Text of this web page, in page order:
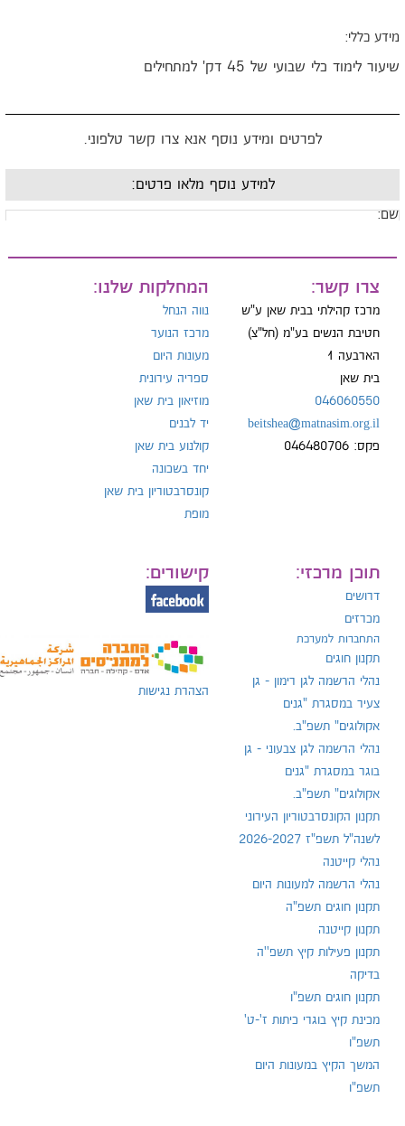
כללי:
לימוד כלי שבועי של 45 דק' למתחילים
לפרטים ומידע נוסף אנא צרו קשר טלפוני.
למידע נוסף מלאו פרטים:
צרו קשר:
מרכז קהילתי בבית שאן ע"ש
חטיבת הנשים בע"מ (חל"צ)
הארבעה 1
בית שאן
046060550
beitshea@matnasim.org.il
פקס: 046480706
המחלקות שלנו:
נווה הנחל
מרכז הנוער
מעונות היום
ספריה עירונית
מוזיאון בית שאן
יד לבנים
קולנוע בית שאן
יחד בשכונה
קונסרבטוריון בית שאן
מופת
תוכן מרכזי:
דרושים
מכרזים
התחברות למערכת
תקנון חוגים
נהלי הרשמה לגן רימון - גן
צעיר במסגרת "גנים
אקולוגים" תשפ"ב.
נהלי הרשמה לגן צבעוני - גן
בוגר במסגרת "גנים
אקולוגים" תשפ"ב.
תקנון הקונסרבטוריון העירוני
לשנה"ל תשפ"ז 2026-2027
נהלי קייטנה
נהלי הרשמה למעונות היום
תקנון חוגים תשפ"ה
תקנון קייטנה
תקנון פעילות קיץ תשפ''ה
בדיקה
תקנון חוגים תשפ"ו
מכינת קיץ בוגרי כיתות ז'-ט'
תשפ"ו
המשך הקיץ במעונות היום
תשפ"ו
קישורים:
הצהרת נגישות